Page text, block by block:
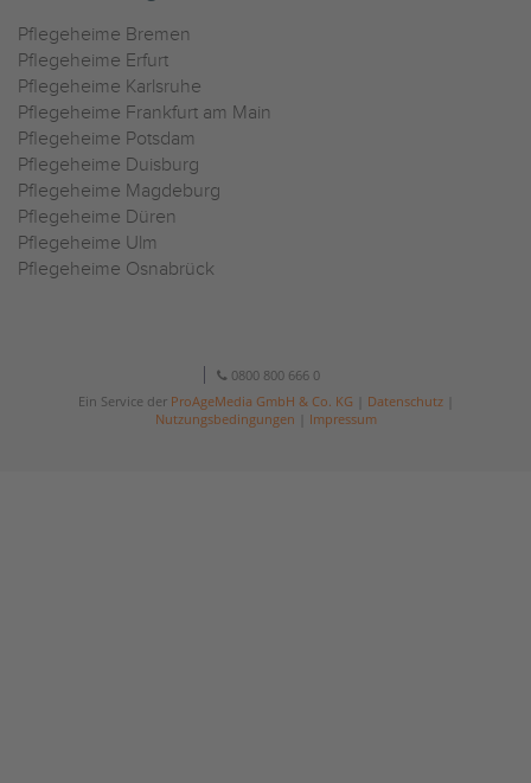
Pflegeheime Bremen
Pflegeheime Erfurt
Pflegeheime Karlsruhe
Pflegeheime Frankfurt am Main
Pflegeheime Potsdam
Pflegeheime Duisburg
Pflegeheime Magdeburg
Pflegeheime Düren
Pflegeheime Ulm
Pflegeheime Osnabrück
0800 800 666 0
Ein Service der ProAgeMedia GmbH & Co. KG Datenschutz|
Nutzungsbedingungen
Impressum